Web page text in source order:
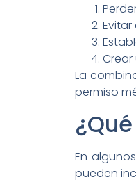
La
permiso
En
pueden